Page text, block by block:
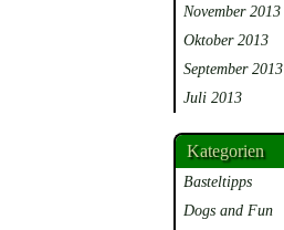
November 2013
Oktober 2013
September 2013
Juli 2013
Kategorien
Basteltipps
Dogs and Fun